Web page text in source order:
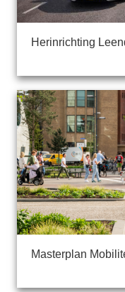
Herinrichting
Masterplan